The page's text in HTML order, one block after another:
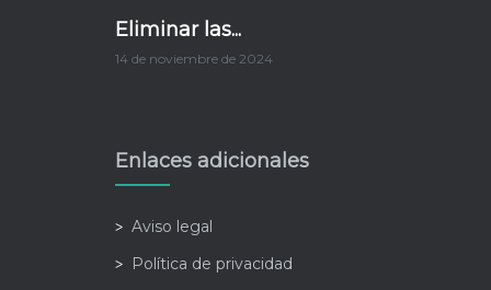
Eliminar las...
14 de noviembre de 2024
Enlaces adicionales
Aviso legal
Política de privacidad